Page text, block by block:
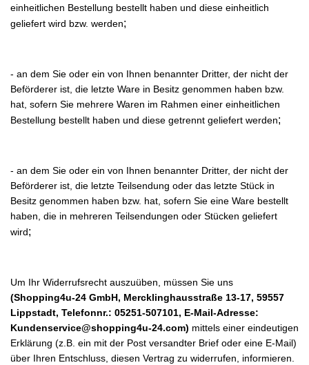
einheitlichen Bestellung bestellt haben und diese einheitlich
geliefert wird bzw. werden;
- an dem Sie oder ein von Ihnen benannter Dritter, der nicht der
Beförderer ist, die letzte Ware in Besitz genommen haben bzw.
hat, sofern Sie mehrere Waren im Rahmen einer einheitlichen
Bestellung bestellt haben und diese getrennt geliefert werden;
- an dem Sie oder ein von Ihnen benannter Dritter, der nicht der
Beförderer ist, die letzte Teilsendung oder das letzte Stück in
Besitz genommen haben bzw. hat, sofern Sie eine Ware bestellt
haben, die in mehreren Teilsendungen oder Stücken geliefert
wird;
Um Ihr Widerrufsrecht auszuüben, müssen Sie uns
(Shopping4u-24 GmbH, Mercklinghausstraße 13-17, 59557
Lippstadt, Telefonnr.: 05251-507101, E-Mail-Adresse:
Kundenservice@shopping4u-24.com) mittels einer eindeutigen
Erklärung (z.B. ein mit der Post versandter Brief oder eine E-Mail)
über Ihren Entschluss, diesen Vertrag zu widerrufen, informieren.